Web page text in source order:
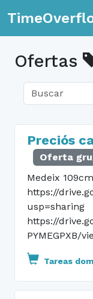
Ofertas
Preciós
Oferta
Medeix
https://
usp=sharing
https://
PYMEGPXB/
Tareas